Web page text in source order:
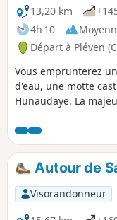
13,20 km
4h 10
Départ à Pléven
Vous emprunterez
d'eau, une motte
Hunaudaye. La
Autour de
Visorandonneur